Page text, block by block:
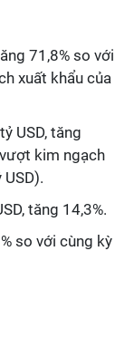
71,8% so với
xuất khẩu của
USD, tăng
kim ngạch
tăng 14,3%.
so với cùng kỳ